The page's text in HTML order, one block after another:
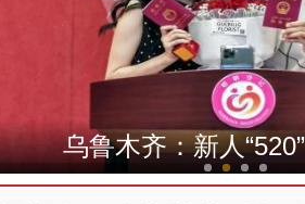
“阿克苏是个好地方·四季
乌鲁木齐：新人